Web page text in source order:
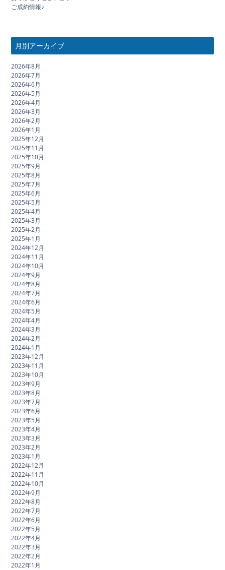
ご成約情報♪
月別アーカイブ
2026年8月
2026年7月
2026年6月
2026年5月
2026年4月
2026年3月
2026年2月
2026年1月
2025年12月
2025年11月
2025年10月
2025年9月
2025年8月
2025年7月
2025年6月
2025年5月
2025年4月
2025年3月
2025年2月
2025年1月
2024年12月
2024年11月
2024年10月
2024年9月
2024年8月
2024年7月
2024年6月
2024年5月
2024年4月
2024年3月
2024年2月
2024年1月
2023年12月
2023年11月
2023年10月
2023年9月
2023年8月
2023年7月
2023年6月
2023年5月
2023年4月
2023年3月
2023年2月
2023年1月
2022年12月
2022年11月
2022年10月
2022年9月
2022年8月
2022年7月
2022年6月
2022年5月
2022年4月
2022年3月
2022年2月
2022年1月